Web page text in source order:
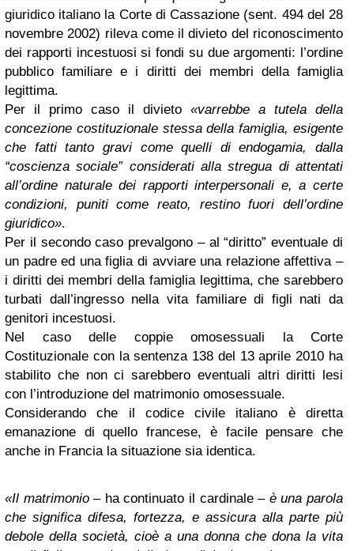
giuridico italiano la Corte di Cassazione (sent. 494 del 28
novembre 2002) rileva come il divieto del riconoscimento
dei rapporti incestuosi si fondi su due argomenti: l’ordine
pubblico familiare e i diritti dei membri della famiglia
legittima.
Per il primo caso il divieto «varrebbe a tutela della
concezione costituzionale stessa della famiglia, esigente
che fatti tanto gravi come quelli di endogamia, dalla
“coscienza sociale” considerati alla stregua di attentati
all’ordine naturale dei rapporti interpersonali e, a certe
condizioni, puniti come reato, restino fuori dell’ordine
giuridico».
Per il secondo caso prevalgono – al “diritto” eventuale di
un padre ed una figlia di avviare una relazione affettiva –
i diritti dei membri della famiglia legittima, che sarebbero
turbati dall’ingresso nella vita familiare di figli nati da
genitori incestuosi.
Nel caso delle coppie omosessuali la Corte
Costituzionale con la sentenza 138 del 13 aprile 2010 ha
stabilito che non ci sarebbero eventuali altri diritti lesi
con l’introduzione del matrimonio omosessuale.
Considerando che il codice civile italiano è diretta
emanazione di quello francese, è facile pensare che
anche in Francia la situazione sia identica.
«Il matrimonio– ha continuato il cardinale –è una parola
che significa difesa, fortezza, e assicura alla parte più
debole della società, cioè a una donna che dona la vita